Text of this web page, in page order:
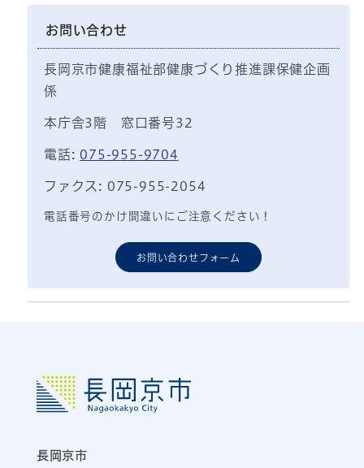
お問い合わせ
長岡京市健康福祉部健康づくり推進課保健企画
係
本庁舎3階 窓口番号32
電話: 075-955-9704
ファクス: 075-955-2054
電話番号のかけ間違いにご注意ください！
お問い合わせフォーム
長岡京市